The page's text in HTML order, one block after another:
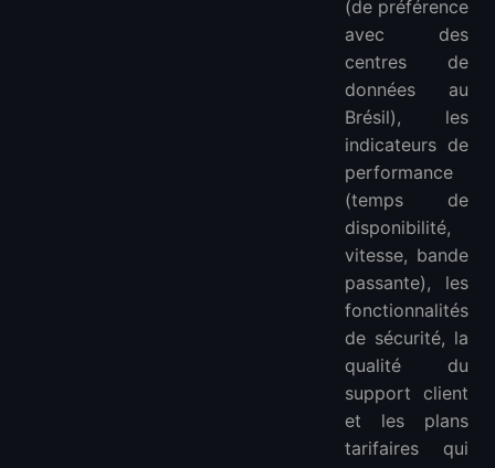
(de préférence
avec des
centres de
données au
Brésil), les
indicateurs de
performance
(temps de
disponibilité,
vitesse, bande
passante), les
fonctionnalités
de sécurité, la
qualité du
support client
et les plans
tarifaires qui